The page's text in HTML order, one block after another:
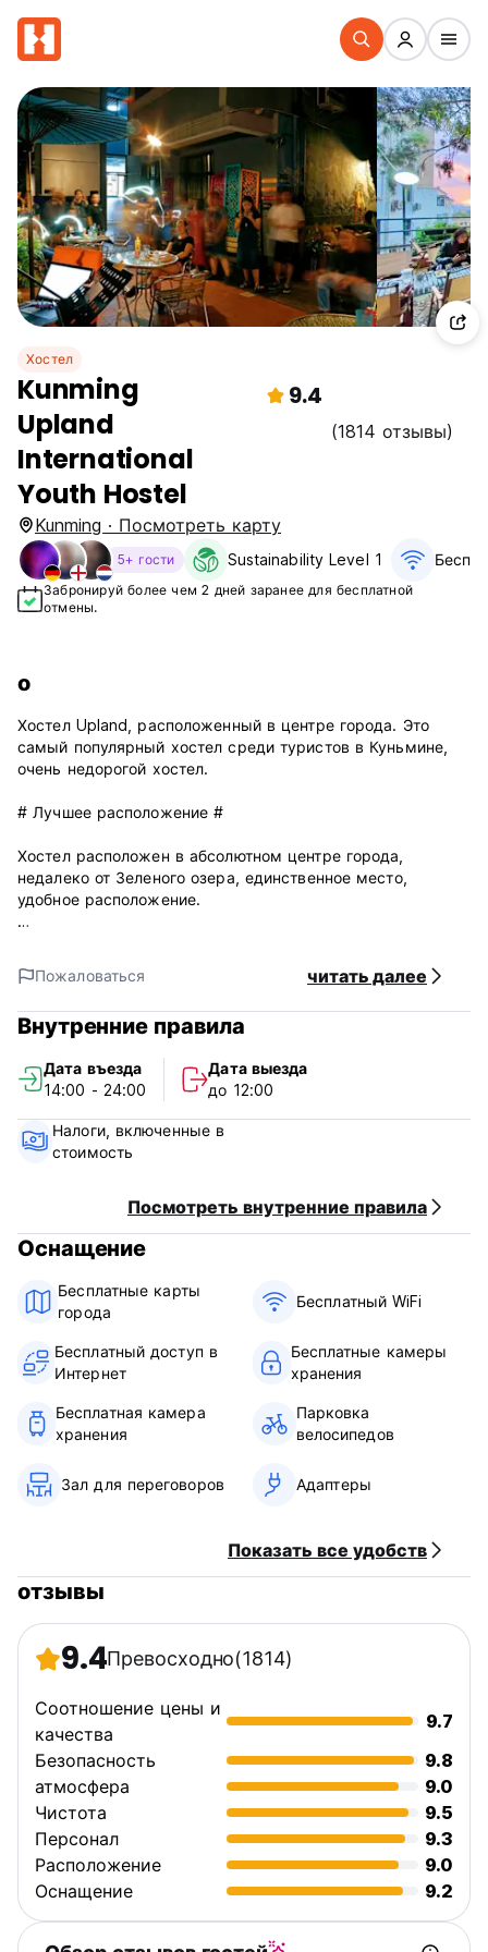
Хостел
Kunming
Upland
International
Youth Hostel
9.4
(1814 отзывы)
Kunming · Посмотреть карту
5+ гости Sustainability Level 1
Забронируй более чем 2 дней заранее для бесплатной
отмены.
о
Хостел Upland, расположенный в центре города. Это
самый популярный хостел среди туристов в Куньмине,
очень недорогой хостел.
# Лучшее расположение #
Хостел расположен в абсолютном центре города,
недалеко от Зеленого озера, единственное место,
удобное расположение.
достопримечательностей города Куньмин:
Зеленое озеро (200 м)
Юньнаньский университет (500 м)
Храм Юань Тонг (800 м)
Пешеходная улица Justice Road (800 м)
Птичий и цветочный рынок (1000 м)
# Лучшие удобства #
в Куньмине. Наша аппаратная конфигурация завершена.
постельные принадлежности. В хостеле есть красивый
# Дружелюбный персонал #
Персонал может очень хорошо говорить по-английски?
полезно? и дружелюбно.
?Бесплатное обслуживание?
• Бесплатный вай-фай
• Бесплатный бильярдный стол
• Бесплатный настольный теннис
• Бесплатная камера хранения багажа
• Сейф
?Другие услуги?
• Круглосуточная стойка регистрации
• Прачечные
• Открытый сад
• Лифт
==========
?Примечание?
Пожаловаться читать далее
Внутренние правила
Дата въезда
14:00 - 24:00
Дата выезда
до 12:00
Налоги, включенные в
стоимость
Посмотреть внутренние правила
Оснащение
Бесплатные карты
города
Бесплатный WiFi
Бесплатный доступ в
Интернет
Бесплатные камеры
хранения
Бесплатная камера
хранения
Парковка
велосипедов
Зал для переговоров Адаптеры
Показать все удобств
отзывы
9.4Превосходно(1814)
Соотношение цены и
качества
9.7
Безопасность
9.8
атмосфера
9.0
Чистота
9.5
Персонал
9.3
Расположение
9.0
Оснащение
9.2